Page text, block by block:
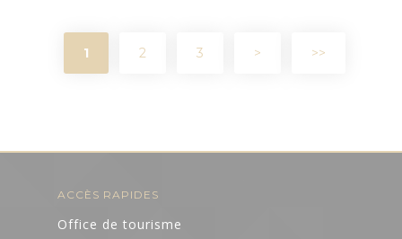
1 2 3 > >>
ACCÈS RAPIDES
Office de tourisme